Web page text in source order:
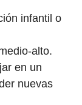
infantil o
alto.
en un
nuevas